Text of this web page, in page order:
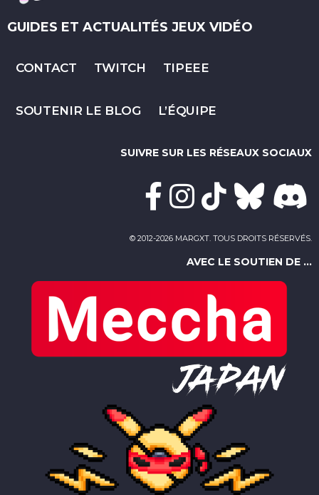
GUIDES ET ACTUALITÉS JEUX VIDÉO
CONTACT TWITCH TIPEEE
SOUTENIR LE BLOG L’ÉQUIPE
SUIVRE SUR LES RÉSEAUX SOCIAUX
© 2012-2026 MARGXT. TOUS DROITS RÉSERVÉS.
AVEC LE SOUTIEN DE ...